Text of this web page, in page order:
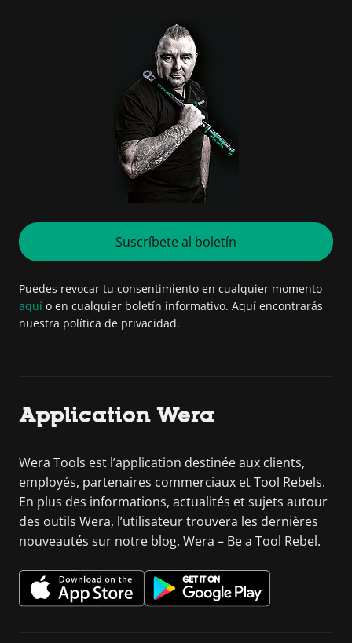
Suscríbete al boletín
Puedes revocar tu consentimiento en cualquier momento
aquí o en cualquier boletín informativo. Aquí encontrarás
nuestra política de privacidad.
Application Wera
Wera Tools est l’application destinée aux clients,
employés, partenaires commerciaux et Tool Rebels.
En plus des informations, actualités et sujets autour
des outils Wera, l’utilisateur trouvera les dernières
nouveautés sur notre blog. Wera – Be a Tool Rebel.